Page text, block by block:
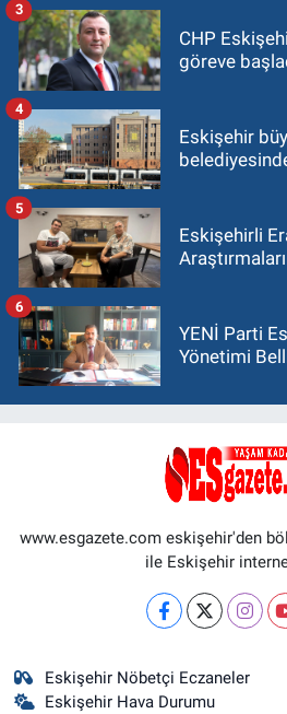
CHP
göreve
3
Eskişehir
4
Eskişehirli
5
YENİ Parti
Yönetimi
6
www.esgazete.com eskişehir'den
ile Eskişehir
Eskişehir Nöbetçi Eczaneler
Eskişehir Hava Durumu